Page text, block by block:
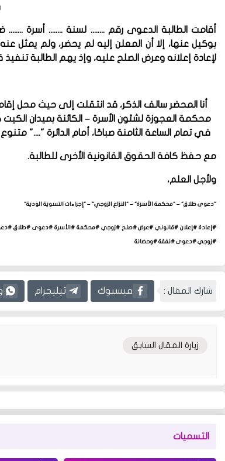
لإعادة إعلانه وعرض الصلح عليه، وإذ يهم الطالبة تنفيذ
أنا المحضر سالف الذكر، قد انتقلت إلى حيث محل
في تمام الساعة الثامنة صباحًا، أمام الدائرة "...."
مع حفظ كافة الحقوق القانونية الأخرى للطالبة.
ولأجل العلم،
"دعوى طلاق" – "محكمة الأسرة" – "النزاع الزوجي" – "إجراءات التسوية الودية"
#إعادة #إعلان #قانوني #عرض #صلح #زوجي #محكمة #الأسرة #دعوى #طلاق
#زوجي #دعوى #نفقة #وحضانة
شارك المقال : فيسبوك تيليجرام
زيارة المقال السابق
التسميات